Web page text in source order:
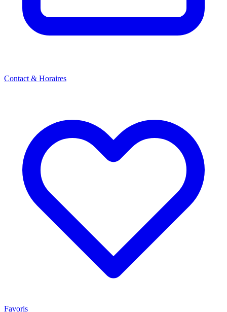
Contact & Horaires
Favoris